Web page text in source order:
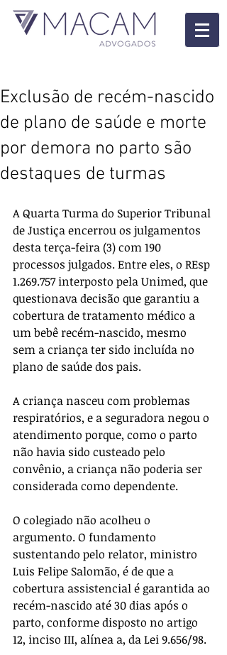
Exclusão de recém-nascido
de plano de saúde e morte
por demora no parto são
destaques de turmas
A Quarta Turma do Superior Tribunal
de Justiça encerrou os julgamentos
desta terça-feira (3) com 190
processos julgados. Entre eles, o REsp
1.269.757 interposto pela Unimed, que
questionava decisão que garantiu a
cobertura de tratamento médico a
um bebê recém-nascido, mesmo
sem a criança ter sido incluída no
plano de saúde dos pais.
A criança nasceu com problemas
respiratórios, e a seguradora negou o
atendimento porque, como o parto
não havia sido custeado pelo
convênio, a criança não poderia ser
considerada como dependente.
O colegiado não acolheu o
argumento. O fundamento
sustentando pelo relator, ministro
Luis Felipe Salomão, é de que a
cobertura assistencial é garantida ao
recém-nascido até 30 dias após o
parto, conforme disposto no artigo
12, inciso III, alínea a, da Lei 9.656/98.